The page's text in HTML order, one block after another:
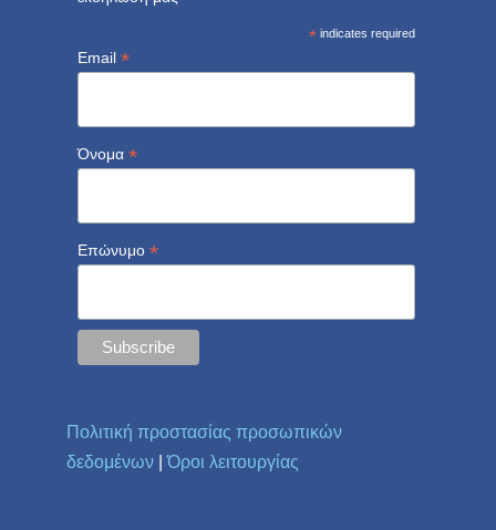
* indicates required
Email *
Όνομα *
Επώνυμο *
Πολιτική προστασίας προσωπικών
δεδομένων |Όροι λειτουργίας